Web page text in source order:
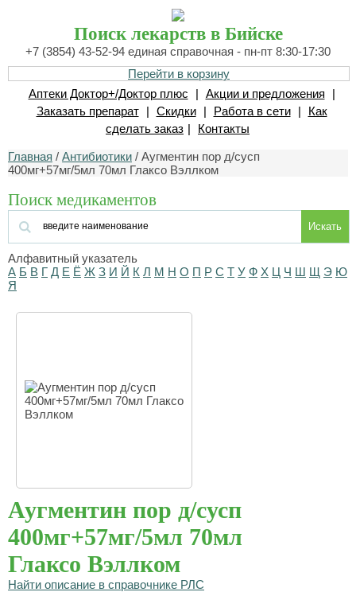
Поиск лекарств в Бийске
+7 (3854) 43-52-94 единая справочная - пн-пт 8:30-17:30
Перейти в корзину
Аптеки Доктор+/Доктор плюс
| Акции и предложения
|
Заказать препарат
| Скидки | Работа в сети |
Как
сделать заказ | Контакты
Главная / Антибиотики / Аугментин пор д/сусп
400мг+57мг/5мл 70мл Глаксо Вэллком
Поиск медикаментов
Искать
Алфавитный указатель
А Б В Г Д Е Ё Ж З И Й К Л М Н О П Р С Т У Ф Х Ц Ч Ш Щ Э Ю
Я
Аугментин пор д/сусп
400мг+57мг/5мл 70мл
Глаксо Вэллком
Найти описание в справочнике РЛС